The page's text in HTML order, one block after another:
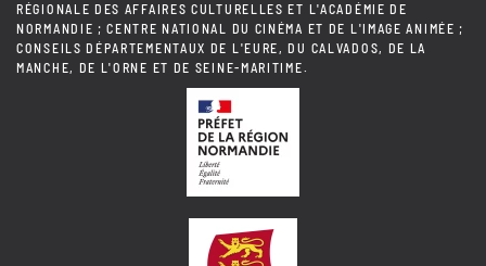
RÉGIONALE DES AFFAIRES CULTURELLES ET L'ACADÉMIE DE
NORMANDIE ; CENTRE NATIONAL DU CINÉMA ET DE L'IMAGE ANIMÉE ;
CONSEILS DÉPARTEMENTAUX DE L'EURE, DU CALVADOS, DE LA
MANCHE, DE L'ORNE ET DE SEINE-MARITIME.